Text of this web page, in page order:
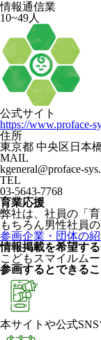
情報通信業
10~49人
公式サイト
https://www.proface-
住所
東京都 中央区日本
MAIL
kgeneral@proface-
TEL
03-5643-7768
育業応援
弊社は、社員の「
もちろん男性社員
参画企業・団体の
情報掲載を希望す
こどもスマイルム
参画するとできるこ
本サイトや公式